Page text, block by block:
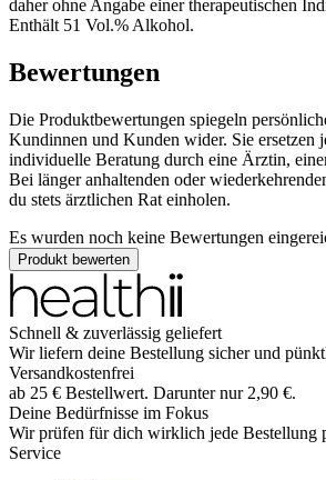
daher ohne Angabe einer therapeutischen
Enthält 51 Vol.% Alkohol.
Bewertungen
Die Produktbewertungen spiegeln
Kundinnen und Kunden wider. Sie ersetzen
individuelle Beratung durch eine Ärztin,
Bei länger anhaltenden oder
du stets ärztlichen Rat einholen.
Es wurden noch keine Bewertungen
Produkt bewerten
Schnell & zuverlässig geliefert
Wir liefern deine Bestellung sicher und
Versandkostenfrei
ab 25 € Bestellwert. Darunter nur 2,90 €.
Deine Bedürfnisse im Fokus
Wir prüfen für dich wirklich jede Bestellung
Service